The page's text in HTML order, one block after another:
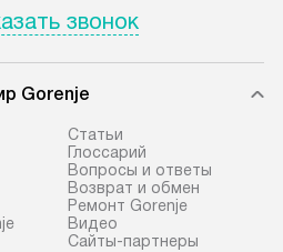
звонок
Gorenje
Cтатьи
Глоссарий
Вопросы и ответы
Возврат и обмен
Ремонт Gorenje
Видео
Сайты-партнеры